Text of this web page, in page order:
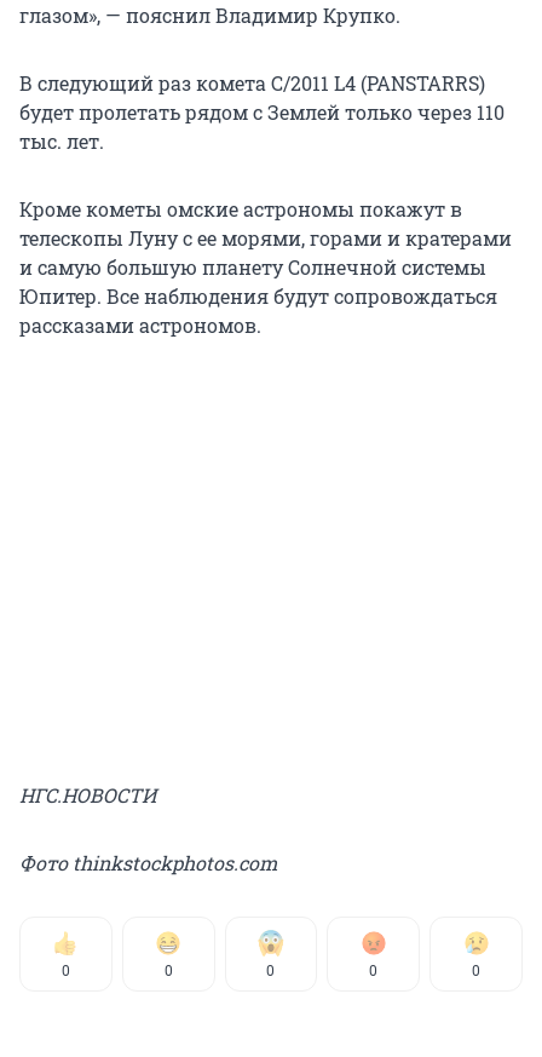
глазом», — пояснил Владимир Крупко.
В следующий раз комета C/2011 L4 (PANSTARRS)
будет пролетать рядом с Землей только через 110
тыс. лет.
Кроме кометы омские астрономы покажут в
телескопы Луну с ее морями, горами и кратерами
и самую большую планету Солнечной системы
Юпитер. Все наблюдения будут сопровождаться
рассказами астрономов.
НГС.НОВОСТИ
Фото thinkstockphotos.com
0 0 0 0 0